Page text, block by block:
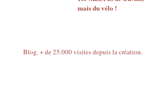
mais du vélo !
Blog, + de 25.000 visites depuis la création.